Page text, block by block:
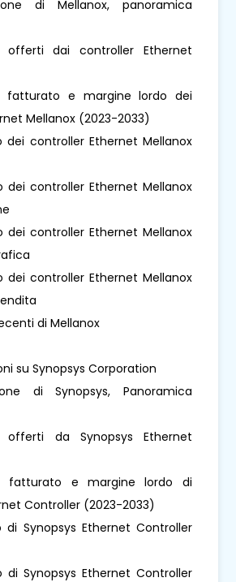
di Mellanox, panoramica
offerti dai controller Ethernet
fatturato e margine lordo dei
Mellanox (2023-2033)
dei controller Ethernet Mellanox
dei controller Ethernet Mellanox
dei controller Ethernet Mellanox
dei controller Ethernet Mellanox
di Mellanox
su Synopsys Corporation
di Synopsys, Panoramica
offerti da Synopsys Ethernet
fatturato e margine lordo di
Controller (2023-2033)
di Synopsys Ethernet Controller
di Synopsys Ethernet Controller